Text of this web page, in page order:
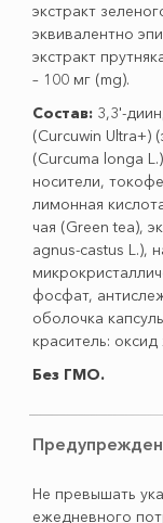
экстракт
эквивалентно
экстракт
– 100 мг (mg).
Состав: 3,3'-
(Curcuwin Ultra+)
(Curcuma longa
носители,
лимонная
чая (Green tea),
agnus-castus L.),
фосфат,
оболочка
краситель:
Без ГМО.
Не превышать
ежедневного